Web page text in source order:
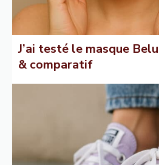
J’ai testé le masque
& comparatif